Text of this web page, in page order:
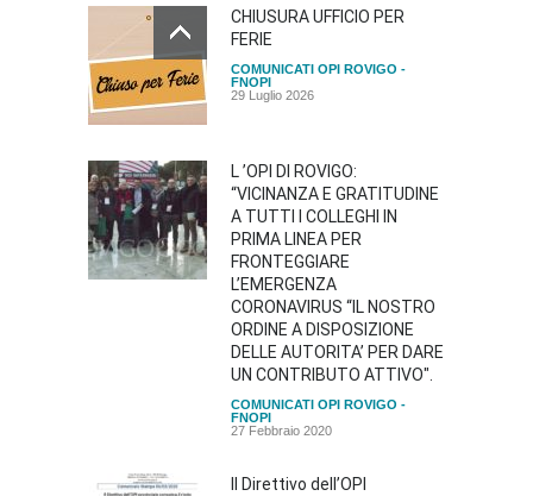
CHIUSURA UFFICIO PER
FERIE
COMUNICATI OPI ROVIGO -
FNOPI
29 Luglio 2026
L ’OPI DI ROVIGO:
“VICINANZA E GRATITUDINE
A TUTTI I COLLEGHI IN
PRIMA LINEA PER
FRONTEGGIARE
L’EMERGENZA
CORONAVIRUS “IL NOSTRO
ORDINE A DISPOSIZIONE
DELLE AUTORITA’ PER DARE
UN CONTRIBUTO ATTIVO".
COMUNICATI OPI ROVIGO -
FNOPI
27 Febbraio 2020
Il Direttivo dell’OPI